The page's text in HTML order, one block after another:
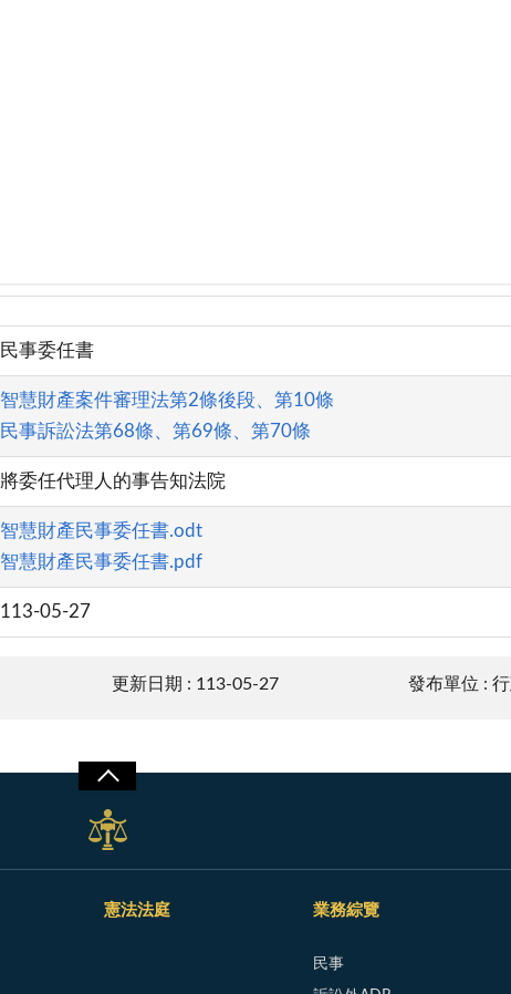
民事委任書
智慧財產案件審理法第2條後段、第10條
民事訴訟法第68條、第69條、第70條
將委任代理人的事告知法院
智慧財產民事委任書.odt
智慧財產民事委任書.pdf
113-05-27
更新日期 : 113-05-27 發布單位 :
憲法法庭 業務綜覽
民事